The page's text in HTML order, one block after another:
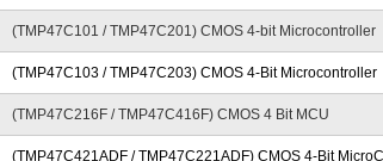
(TMP47C101 / TMP47C201) CMOS 4-bit Microcontroller
(TMP47C103 / TMP47C203) CMOS 4-Bit Microcontroller
(TMP47C216F / TMP47C416F) CMOS 4 Bit MCU
(TMP47C421ADF / TMP47C221ADF) CMOS 4-Bit